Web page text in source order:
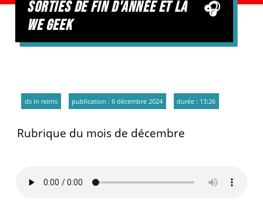
sorties de fin d'année et la
we geek
ds in reims publication : 6 décembre 2024 durée : 13:26
Rubrique du mois de décembre